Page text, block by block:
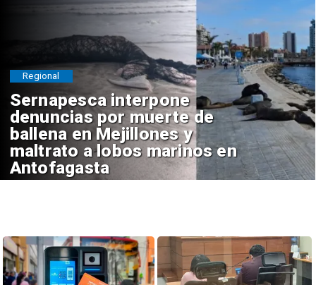
Sernapesca interpone
denuncias por muerte de
ballena en Mejillones y
maltrato a lobos marinos en
Antofagasta
Regional